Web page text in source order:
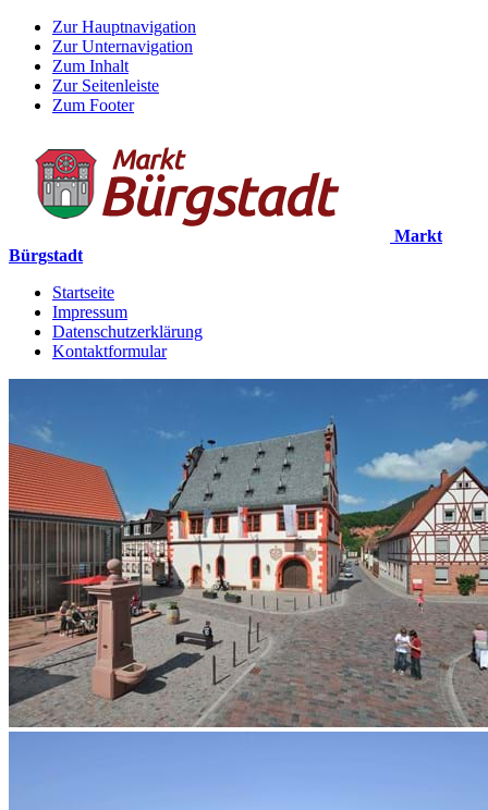
Zur Hauptnavigation
Zur Unternavigation
Zum Inhalt
Zur Seitenleiste
Zum Footer
Markt
Bürgstadt
Startseite
Impressum
Datenschutzerklärung
Kontaktformular